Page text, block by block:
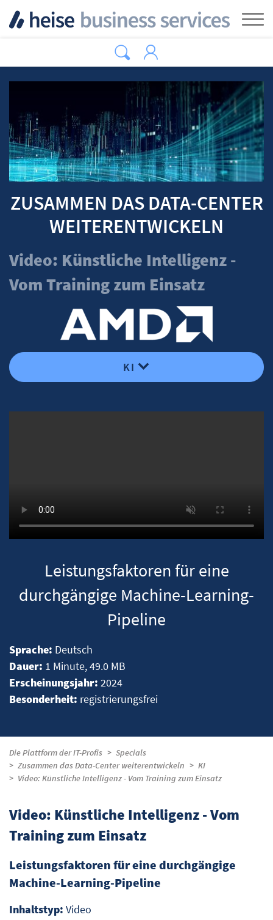
ZUSAMMEN DAS DATA-CENTER
WEITERENTWICKELN
Video: Künstliche Intelligenz -
Vom Training zum Einsatz
KI
Leistungsfaktoren für eine
durchgängige Machine-Learning-
Pipeline
Sprache: Deutsch
Dauer: 1 Minute, 49.0 MB
Erscheinungsjahr: 2024
Besonderheit: registrierungsfrei
Die Plattform der IT-Profis
Specials
Zusammen das Data-Center weiterentwickeln
KI
Video: Künstliche Intelligenz - Vom Training zum Einsatz
Video: Künstliche Intelligenz - Vom
Training zum Einsatz
Leistungsfaktoren für eine durchgängige
Machine-Learning-Pipeline
Inhaltstyp: Video